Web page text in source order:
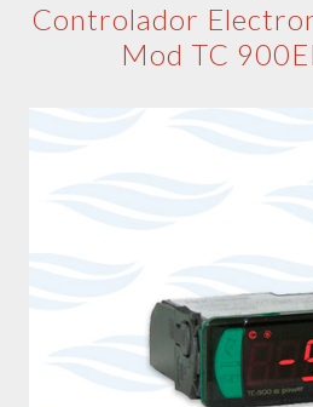
Controlador
Mod TC